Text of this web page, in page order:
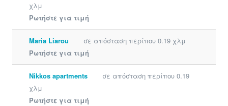
χλμ
Ρωτήστε για τιμή
Maria Liarou
σε απόσταση περίπου 0.19 χλμ
Ρωτήστε για τιμή
Nikkos apartments
σε απόσταση περίπου 0.19
χλμ
Ρωτήστε για τιμή